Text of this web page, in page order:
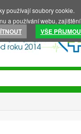
používají soubory cookie.
a používání webu,
VŠE